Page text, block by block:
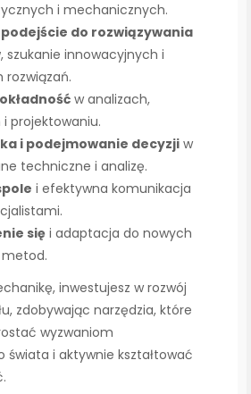
i mechanicznych.
do rozwiązywania
, szukanie innowacyjnych i
w analizach,
projektowaniu.
i podejmowanie decyzji w
techniczne i analizę.
i efektywna komunikacja
się i adaptacja do nowych
inwestujesz w rozwój
zdobywając narzędzia, które
wyzwaniom
świata i aktywnie kształtować